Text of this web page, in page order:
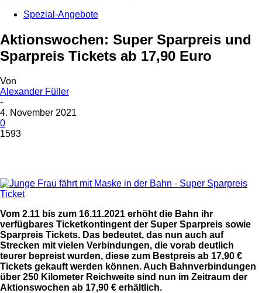
Spezial-Angebote
Aktionswochen: Super Sparpreis und
Sparpreis Tickets ab 17,90 Euro
Von
Alexander Füller
-
4. November 2021
0
1593
Vom 2.11 bis zum 16.11.2021 erhöht die Bahn ihr
verfügbares Ticketkontingent der Super Sparpreis sowie
Sparpreis Tickets. Das bedeutet, das nun auch auf
Strecken mit vielen Verbindungen, die vorab deutlich
teurer bepreist wurden, diese zum Bestpreis ab 17,90 €
Tickets gekauft werden können. Auch Bahnverbindungen
über 250 Kilometer Reichweite sind nun im Zeitraum der
Aktionswochen ab 17,90 € erhältlich.